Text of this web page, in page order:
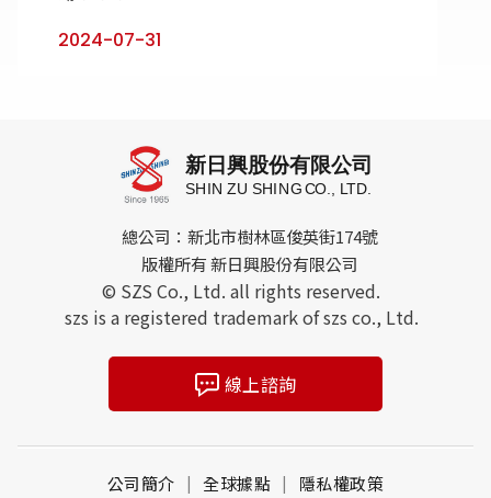
2024-07-31
總公司：新北市樹林區俊英街174號
版權所有 新日興股份有限公司
© SZS Co., Ltd. all rights reserved.
szs is a registered trademark of szs co., Ltd.
線上諮詢
公司簡介 全球據點 隱私權政策